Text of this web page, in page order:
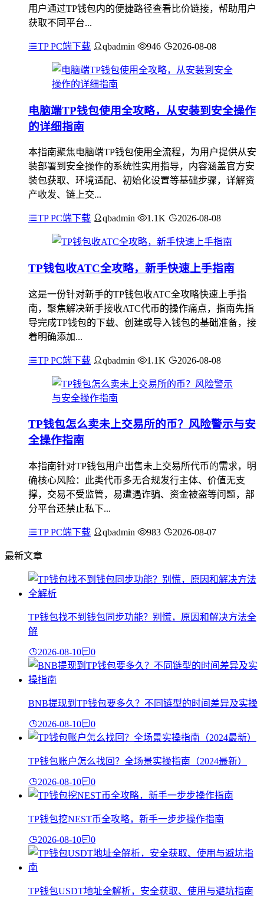
用户通过TP钱包内的便捷路径查看比价链接，帮助用户
获取不同平台...
TP PC端下载 qbadmin 946 2026-08-08
电脑端TP钱包使用全攻略，从安装到安全操作
的详细指南
本指南聚焦电脑端TP钱包使用全流程，为用户提供从安
装部署到安全操作的系统性实用指导，内容涵盖官方安
装包获取、环境适配、初始化设置等基础步骤，详解资
产收发、链上交...
TP PC端下载 qbadmin 1.1K 2026-08-08
TP钱包收ATC全攻略，新手快速上手指南
这是一份针对新手的TP钱包收ATC全攻略快速上手指
南，聚焦解决新手接收ATC代币的操作痛点，指南先指
导完成TP钱包的下载、创建或导入钱包的基础准备，接
着明确添加...
TP PC端下载 qbadmin 1.1K 2026-08-08
TP钱包怎么卖未上交易所的币？风险警示与安
全操作指南
本指南针对TP钱包用户出售未上交易所代币的需求，明
确核心风险：此类代币多无合规发行主体、价值无支
撑，交易不受监管，易遭遇诈骗、资金被盗等问题，部
分平台还禁止私下...
TP PC端下载 qbadmin 983 2026-08-07
最新文章
TP钱包找不到钱包同步功能？别慌，原因和解决方法全
解
2026-08-10 0
BNB提现到TP钱包要多久？不同链型的时间差异及实操
2026-08-10 0
TP钱包账户怎么找回？全场景实操指南（2024最新）
2026-08-10 0
TP钱包挖NEST币全攻略，新手一步步操作指南
2026-08-10 0
TP钱包USDT地址全解析，安全获取、使用与避坑指南